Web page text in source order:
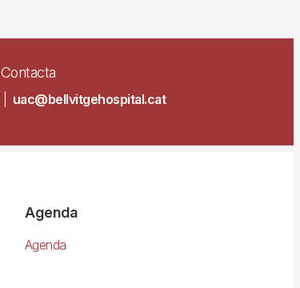
Contacta
uac@bellvitgehospital.cat
Agenda
Agenda